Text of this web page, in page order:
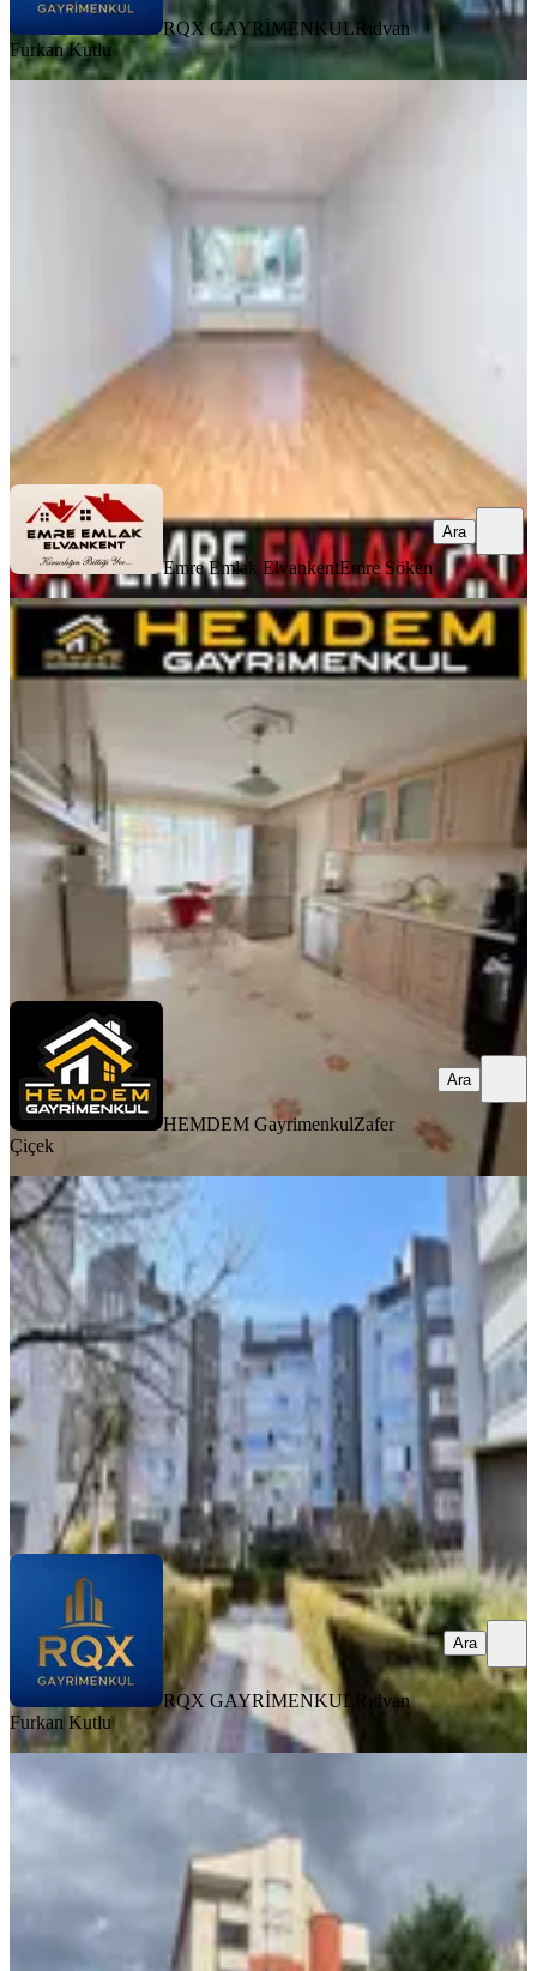
RQX GAYRİMENKULRıdvan
Furkan Kutlu
· 135 m² ·1. Kat
5.250.000 ₺5.350.000 ₺
Emre Emlak Elvankent Emre Söken
Ara
Emre Emlak ElvankentEmre Söken
Ara
MANZARALI
Hemdem Gayrimenkul'den
Ayyıldız'da Ön Cephe Site İçi 3+1
Satılık Daire
Etimesgut, Ayyıldız Mahallesi
160 m²·5. Kat 20.06.2026
6.400.000 ₺
HEMDEM GayrimenkulZafer Çiçek
HEMDEM GayrimenkulZafer
Çiçek
Ara
SİTE İÇİ
Ayyıldız Ahimesut Bulvar Yanı Site İçi
Ara Kat Yapılı 3+1 Daire
Etimesgut, Ayyıldız Mahallesi
3+1·130 m²·2. Kat·20.06.2026
5.950.000 ₺
RQX GAYRİMENKUL Rıdvan Furkan Kutlu
RQX GAYRİMENKUL
Rıdvan
Furkan Kutlu
Ara
Okul Bitişiği Site İçi 3. Katta
Etimesgut, Ayyıldız Mahallesi
·110 m² ·
4.450.000 ₺